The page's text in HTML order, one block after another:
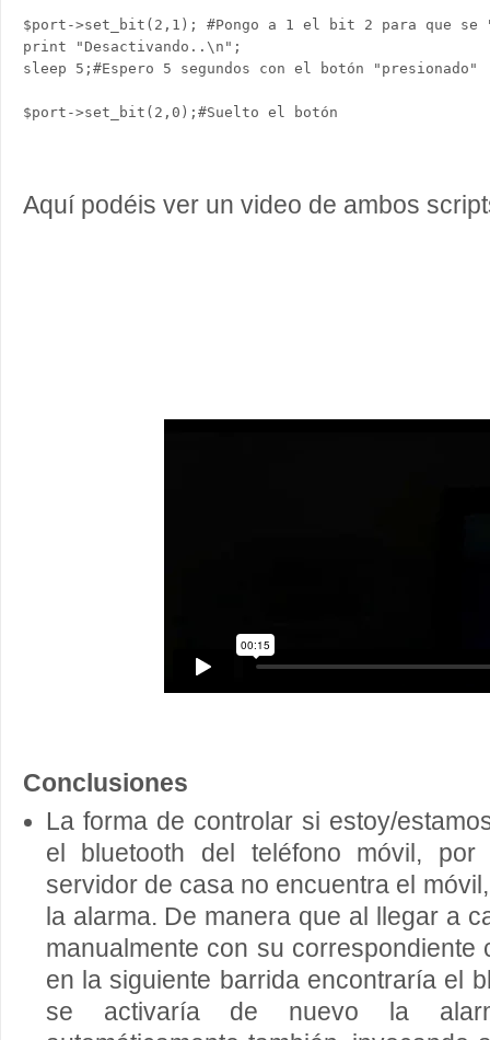
$port->set_bit(2,1); #Pongo a 1 el bit 2 para que se
print "Desactivando..\n";
sleep 5;#Espero 5 segundos con el botón "presionado"
Aquí podéis ver un video de ambos
Conclusiones
La forma de controlar si estoy/
el bluetooth del teléfono móvil,
servidor de casa no encuentra el
la alarma. De manera que al llegar a
manualmente con su correspondiente
en la siguiente barrida encontraría el
se activaría de nuevo la